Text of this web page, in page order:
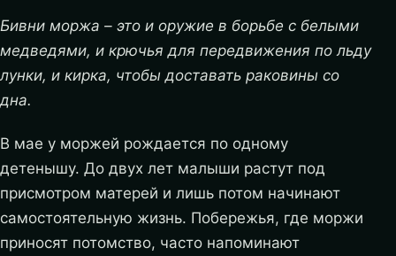
Бивни моржа – это и оружие в борьбе с белыми
медведями, и крючья для передвижения по льду
лунки, и кирка, чтобы доставать раковины со
дна.
В мае у моржей рождается по одному
детенышу. До двух лет малыши растут под
присмотром матерей и лишь потом начинают
самостоятельную жизнь. Побережья, где моржи
приносят потомство, часто напоминают